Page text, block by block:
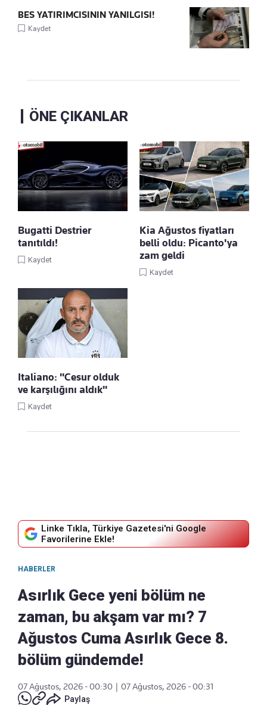
BES YATIRIMCISININ YANILGISI!
Kaydet
ÖNE ÇIKANLAR
Bugatti Destrier
tanıtıldı!
Kaydet
Kia Ağustos fiyatları
belli oldu: Picanto'ya
zam geldi
Kaydet
Italiano: "Cesur olduk
ve karşılığını aldık"
Kaydet
Linke Tıkla, Türkiye Gazetesi'ni Google
Favorilerine Ekle!
HABERLER
Asırlık Gece yeni bölüm ne
zaman, bu akşam var mı? 7
Ağustos Cuma Asırlık Gece 8.
bölüm gündemde!
07 Ağustos, 2026 - 00:30
07 Ağustos, 2026 - 00:31
Paylaş